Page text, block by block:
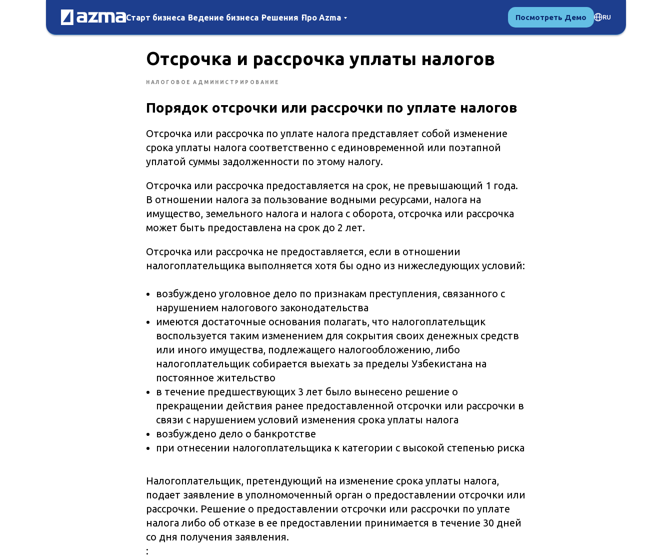
Старт бизнеса Ведение бизнеса Решения Про Azma Посмотреть Демо RU
Отсрочка и рассрочка уплаты налогов
НАЛОГОВОЕ АДМИНИСТРИРОВАНИЕ
Порядок отсрочки или рассрочки по уплате налогов
Отсрочка или рассрочка по уплате налога представляет собой изменение
срока уплаты налога соответственно с единовременной или поэтапной
уплатой суммы задолженности по этому налогу.
Отсрочка или рассрочка предоставляется на срок, не превышающий 1 года.
В отношении налога за пользование водными ресурсами, налога на
имущество, земельного налога и налога с оборота, отсрочка или рассрочка
может быть предоставлена на срок до 2 лет.
Отсрочка или рассрочка не предоставляется, если в отношении
налогоплательщика выполняется хотя бы одно из нижеследующих условий:
возбуждено уголовное дело по признакам преступления, связанного с
нарушением налогового законодательства
имеются достаточные основания полагать, что налогоплательщик
воспользуется таким изменением для сокрытия своих денежных средств
или иного имущества, подлежащего налогообложению, либо
налогоплательщик собирается выехать за пределы Узбекистана на
постоянное жительство
в течение предшествующих 3 лет было вынесено решение о
прекращении действия ранее предоставленной отсрочки или рассрочки в
связи с нарушением условий изменения срока уплаты налога
возбуждено дело о банкротстве
при отнесении налогоплательщика к категории с высокой степенью риска
Налогоплательщик, претендующий на изменение срока уплаты налога,
подает заявление в уполномоченный орган о предоставлении отсрочки или
рассрочки. Решение о предоставлении отсрочки или рассрочки по уплате
налога либо об отказе в ее предоставлении принимается в течение 30 дней
со дня получения заявления.
: